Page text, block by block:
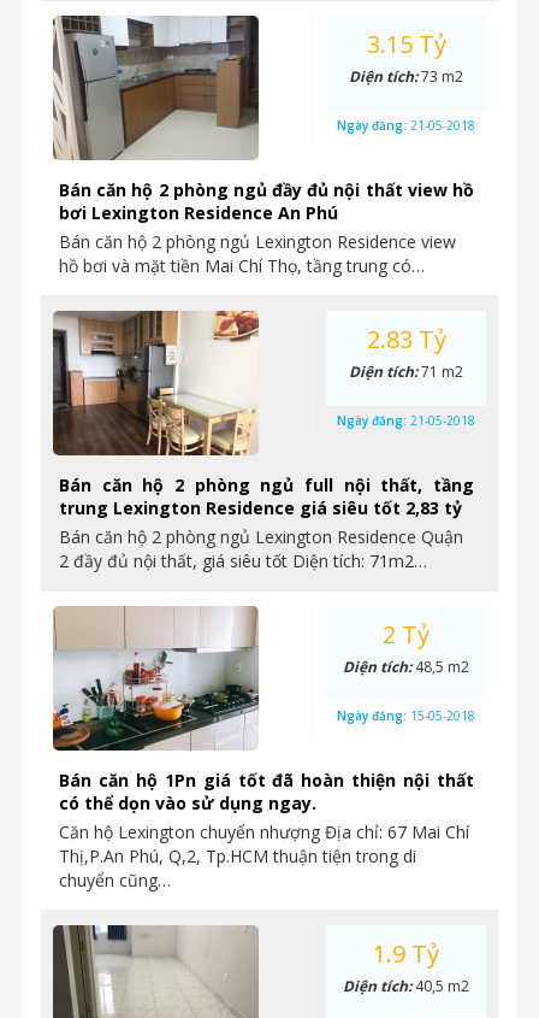
Bán căn hộ 2 phòng ngủ đầy đủ nội thất view hồ
bơi Lexington Residence An Phú
Bán căn hộ 2 phòng ngủ Lexington Residence view
hồ bơi và mặt tiền Mai Chí Thọ, tầng trung có…
3.15 Tỷ
Diện tích:73 m2
Ngày đăng: 21-05-2018
Bán căn hộ 2 phòng ngủ full nội thất, tầng
trung Lexington Residence giá siêu tốt 2,83 tỷ
Bán căn hộ 2 phòng ngủ Lexington Residence Quận
2 đầy đủ nội thất, giá siêu tốt Diện tích: 71m2…
2.83 Tỷ
Diện tích:71 m2
Ngày đăng: 21-05-2018
Bán căn hộ 1Pn giá tốt đã hoàn thiện nội thất
có thể dọn vào sử dụng ngay.
Căn hộ Lexington chuyển nhượng Địa chỉ: 67 Mai Chí
Thị,P.An Phú, Q,2, Tp.HCM thuận tiện trong di
chuyển cũng…
2 Tỷ
Diện tích:48,5 m2
Ngày đăng: 15-05-2018
1.9 Tỷ
Diện tích:40,5 m2